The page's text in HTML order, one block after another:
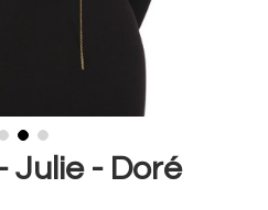
Julie - Doré